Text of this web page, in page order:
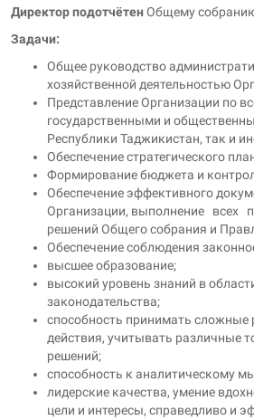
Директор подотчётенОбщему
Задачи:
Общее руководство
хозяйственной деятельностью
Представление Организации по
государственными и
Республики Таджикистан, так и
Обеспечение стратегического
Формирование бюджета и
Обеспечение эффективного
Организации, выполнение всех
решений Общего собрания и
Обеспечение соблюдения
высшее образование;
высокий уровень знаний в
законодательства;
способность принимать сложные
действия, учитывать различные
решений;
способность к аналитическому
лидерские качества, умение
цели и интересы, справедливо и